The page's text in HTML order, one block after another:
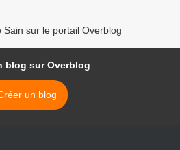
Sain sur le portail Overblog
blog sur Overblog
un blog